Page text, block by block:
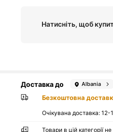
Натисніть, щоб
Доставка до Albania
Безкоштовна
Очікувана доставка:12-
Товари в цій категорії